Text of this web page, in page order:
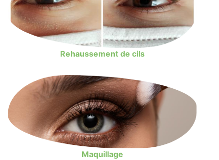
Rehaussement de cils
Maquillage